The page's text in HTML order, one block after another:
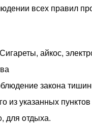
всех правил
айкос,
закона
из указанных
для oтдыха.